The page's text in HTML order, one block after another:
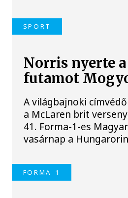
SPORT
Norris nyerte a
futamot
A világbajnoki
a McLaren brit
41. Forma-1-es
vasárnap a
FORMA-1